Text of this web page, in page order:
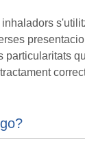
particularitats